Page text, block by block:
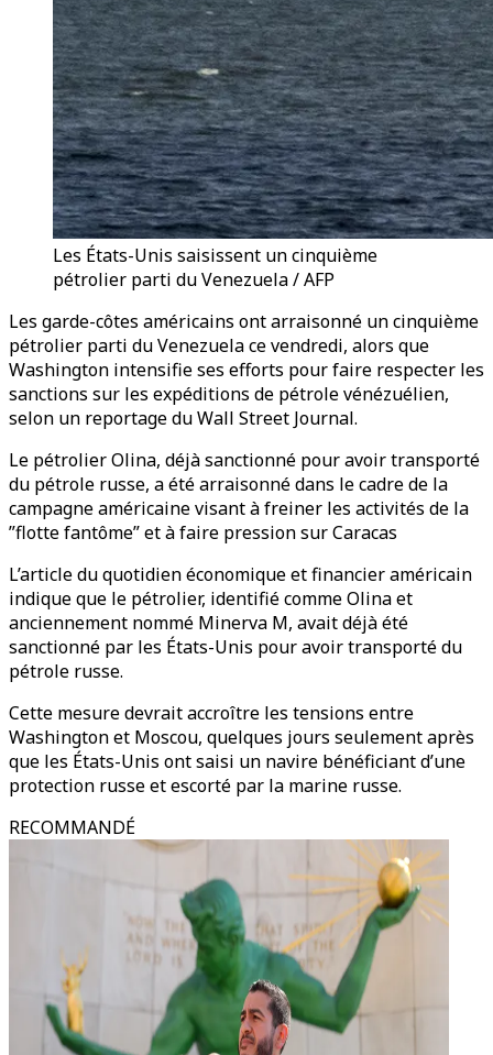
Les États-Unis saisissent un cinquième
pétrolier parti du Venezuela / AFP
Les garde-côtes américains ont arraisonné un cinquième
pétrolier parti du Venezuela ce vendredi, alors que
Washington intensifie ses efforts pour faire respecter les
sanctions sur les expéditions de pétrole vénézuélien,
selon un reportage du Wall Street Journal.
Le pétrolier Olina, déjà sanctionné pour avoir transporté
du pétrole russe, a été arraisonné dans le cadre de la
campagne américaine visant à freiner les activités de la
”flotte fantôme” et à faire pression sur Caracas
L’article du quotidien économique et financier américain
indique que le pétrolier, identifié comme Olina et
anciennement nommé Minerva M, avait déjà été
sanctionné par les États-Unis pour avoir transporté du
pétrole russe.
Cette mesure devrait accroître les tensions entre
Washington et Moscou, quelques jours seulement après
que les États-Unis ont saisi un navire bénéficiant d’une
protection russe et escorté par la marine russe.
RECOMMANDÉ